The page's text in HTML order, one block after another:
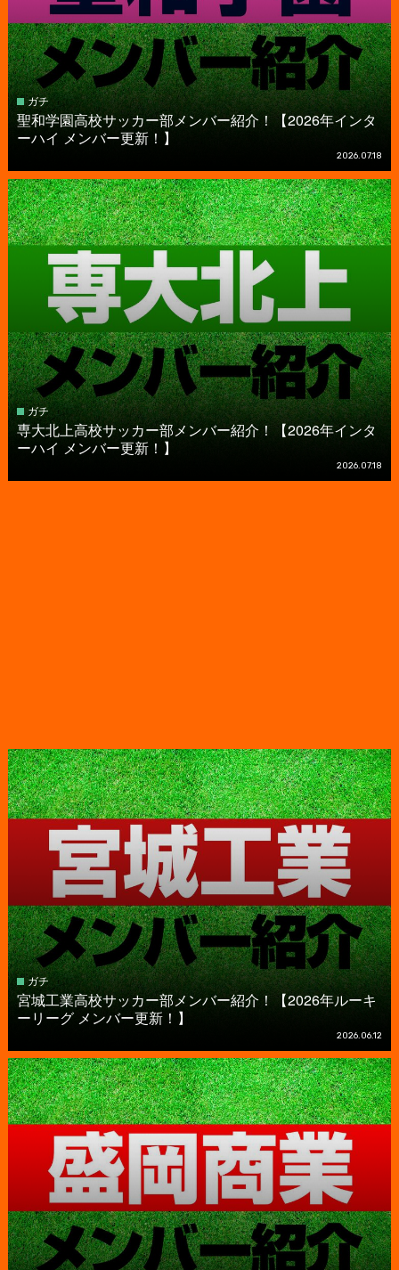
ガチ
聖和学園高校サッカー部メンバー紹介！【2026年インタ
ーハイ メンバー更新！】
2026.07.18
ガチ
専大北上高校サッカー部メンバー紹介！【2026年インタ
ーハイ メンバー更新！】
2026.07.18
ガチ
宮城工業高校サッカー部メンバー紹介！【2026年ルーキ
ーリーグ メンバー更新！】
2026.06.12